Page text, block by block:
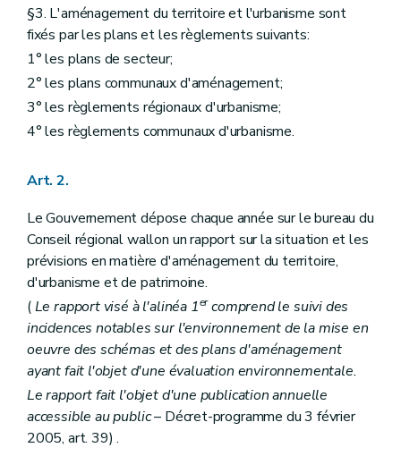
Art. 44
Art. 45
Section 5 Procédure et prescriptions de révision
Chapitre III Du plan communal d'aménagement
Section première Généralités
Art. 47
Section 2 Contenu
Art. 50
Art. 51
Art. 52
Section 4 Procédure de révision
Art. 53
Section 5 Elaboration et révision par le Gouvernement
Art. 54
Art. 55
Art. 56
Section 6 Effets du plan communal d'aménagement
Art. 57
Art. 57bis
Section 7
Abrogation du plan communal d'aménagement
Art. 57
ter
Chapitre IV
§3. L'aménagement du territoire et l'urbanisme sont
fixés par les plans et les règlements suivants:
1° les plans de secteur;
2° les plans communaux d'aménagement;
3° les règlements régionaux d'urbanisme;
4° les règlements communaux d'urbanisme.
Art. 2.
Le Gouvernement dépose chaque année sur le bureau du
Conseil régional wallon un rapport sur la situation et les
prévisions en matière d'aménagement du territoire,
d'urbanisme et de patrimoine.
(Le rapport visé à l'alinéa 1ercomprend le suivi des
incidences notables sur l'environnement de la mise en
oeuvre des schémas et des plans d'aménagement
ayant fait l'objet d'une évaluation environnementale.
Le rapport fait l'objet d'une publication annuelle
accessible au public– Décret-programme du 3 février
2005, art. 39) .